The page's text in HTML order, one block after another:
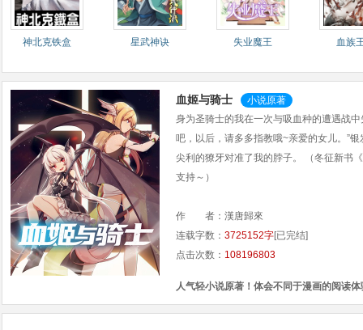
神北克铁盒 星武神诀 失业魔王 血族
血姬与骑士
小说原著
身为圣骑士的我在一次与吸血种的遭遇战
吧，以后，请多多指教哦~亲爱的女儿。”
尖利的獠牙对准了我的脖子。 （冬征新书
支持～）
作 者：漢唐歸來
连载字数： 3725152字[已完结]
点击次数： 108196803
人气轻小说原著！体会不同于漫画的阅读体